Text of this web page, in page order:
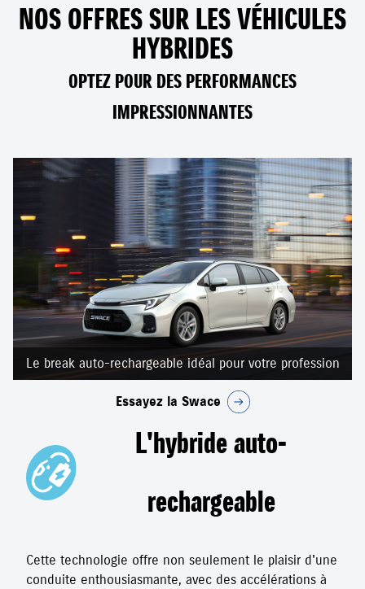
NOS OFFRES SUR LES VÉHICULES
HYBRIDES
OPTEZ POUR DES PERFORMANCES
IMPRESSIONNANTES
L'hybride auto-
rechargeable
Cette technologie offre non seulement le plaisir d'une
conduite enthousiasmante, avec des accélérations à
Le break auto-rechargeable idéal pour votre profession
Essayez la Swace